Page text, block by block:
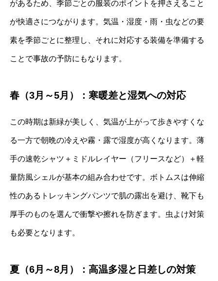
があるため、季節ごとの服装のポイントを押さえること
が快適さにつながります。気温・湿度・雨・虫などの要
素を季節ごとに整理し、それに対応する装備を準備する
ことで事故の予防にもなります。
春（3月～5月）：寒暖差と湿気への対応
この時期は新緑が美しく、気温が上がって歩きやすくな
る一方で朝晩の冷えや霧・露で湿度が高くなります。薄
手の速乾シャツ＋ミドルレイヤー（フリースなど）＋軽
量防風シェルが基本の組み合わせです。ボトムスは伸縮
性のあるトレッキングパンツで肌の露出を避け、靴下も
厚手のものを選んで衝撃や擦れを防ぎます。虫よけ対策
も必要となります。
夏（6月～8月）：高温多湿と日差しの対策